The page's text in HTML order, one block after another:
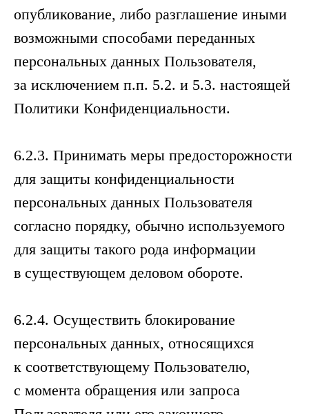
опубликование, либо разглашение иными
возможными способами переданных
персональных данных Пользователя,
за исключением п.п. 5.2. и 5.3. настоящей
Политики Конфиденциальности.
6.2.3. Принимать меры предосторожности
для защиты конфиденциальности
персональных данных Пользователя
согласно порядку, обычно используемого
для защиты такого рода информации
в существующем деловом обороте.
6.2.4. Осуществить блокирование
персональных данных, относящихся
к соответствующему Пользователю,
с момента обращения или запроса